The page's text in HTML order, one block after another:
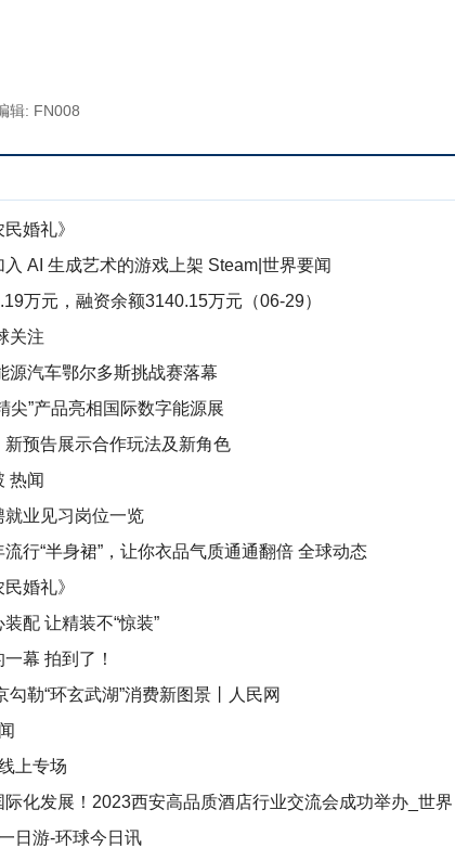
辑: FN008
婚礼》
AI 生成艺术的游戏上架 Steam|世界要闻
万元，融资余额3140.15万元（06-29）
关注
源汽车鄂尔多斯挑战赛落幕
尖”产品亮相国际数字能源展
新预告展示合作玩法及新角色
热闻
业见习岗位一览
行“半身裙”，让你衣品气质通通翻倍 全球动态
婚礼》
配 让精装不“惊装”
幕 拍到了！
勒“环玄武湖”消费新图景丨人民网
上专场
化发展！2023西安高品质酒店行业交流会成功举办_世界
日游-环球今日讯